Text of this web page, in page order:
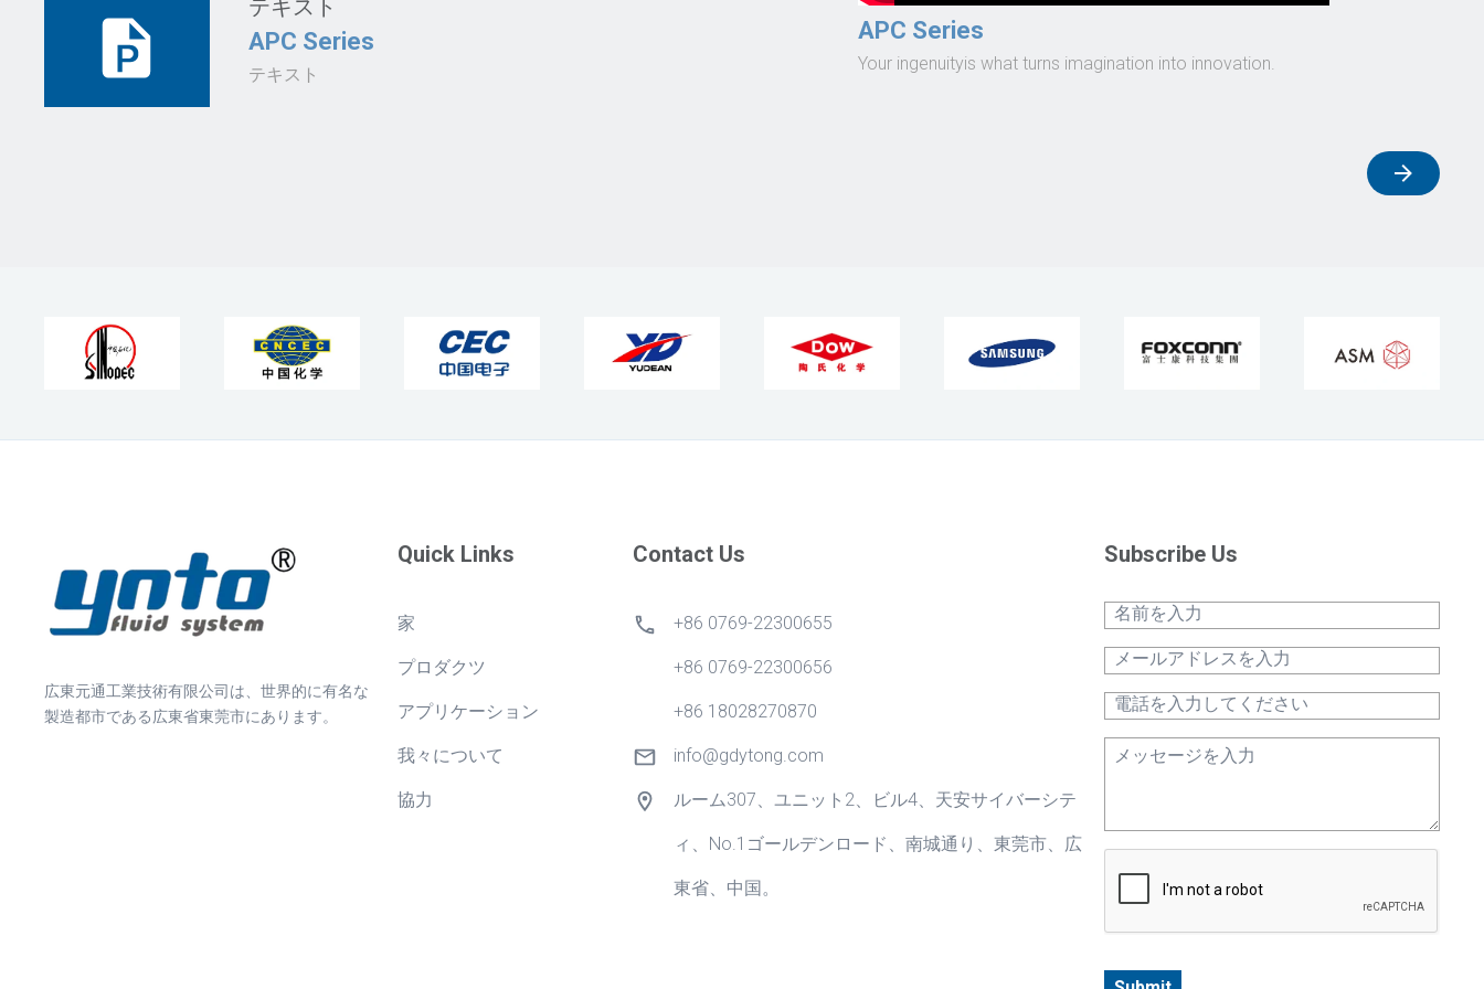
テキスト
APC Series
テキスト
APC Series
Your ingenuityis what turns imagination into innovation.
広東元通工業技術有限公司は、世界的に有名な
製造都市である広東省東莞市にあります。
Quick Links
家
プロダクツ
アプリケーション
我々について
協力
Contact Us
+86 0769-22300655
+86 0769-22300656
+86 18028270870
info@gdytong.com
ルーム307、ユニット2、ビル4、天安サイバーシテ
ィ、No.1ゴールデンロード、南城通り、東莞市、広
東省、中国。
Subscribe Us